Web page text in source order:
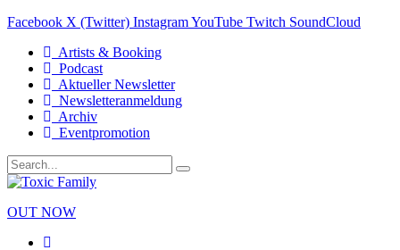
Facebook X (Twitter) InstagramYouTube Twitch SoundCloud
Artists & Booking
Podcast
Aktueller Newsletter
Newsletteranmeldung
Archiv
Eventpromotion
OUT NOW